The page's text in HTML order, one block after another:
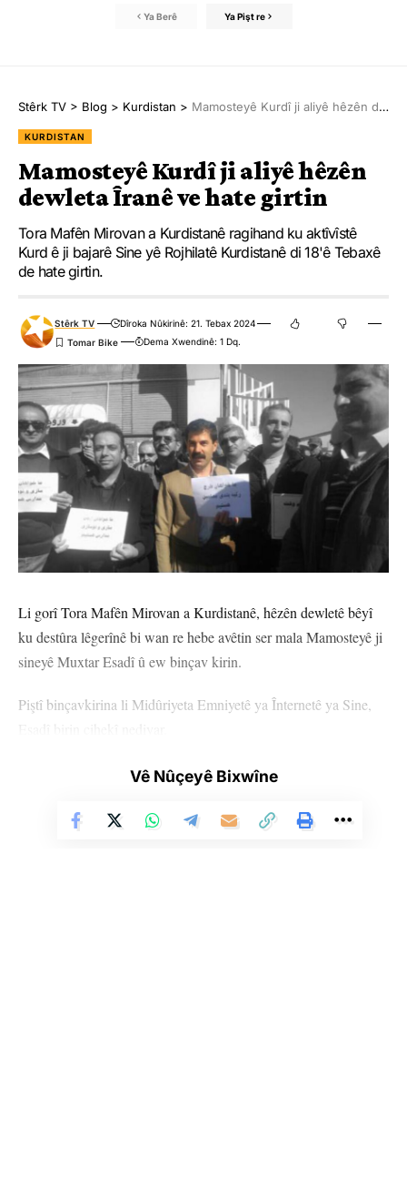
Ya Berê Ya Pişt re
Stêrk TV > Blog > Kurdistan > Mamosteyê Kurdî ji aliyê hêzên dewleta Îranê ve hate girtin
KURDISTAN
Mamosteyê Kurdî ji aliyê hêzên
dewleta Îranê ve hate girtin
Tora Mafên Mirovan a Kurdistanê ragihand ku aktîvîstê
Kurd ê ji bajarê Sine yê Rojhilatê Kurdistanê di 18'ê Tebaxê
de hate girtin.
Stêrk TV
Dîroka Nûkirinê: 21. Tebax 2024
Dema Xwendinê: 1 Dq.
Li gorî Tora Mafên Mirovan a Kurdistanê, hêzên dewletê bêyî
ku destûra lêgerînê bi wan re hebe avêtin ser mala Mamosteyê ji
sineyê Muxtar Esadî û ew binçav kirin.
Piştî binçavkirina li Midûriyeta Emniyetê ya Înternetê ya Sine,
Tora Mafên Mirovan diyar kir ku mamosteyê Kurdî piştî hate
Vê Nûçeyê Bixwîne